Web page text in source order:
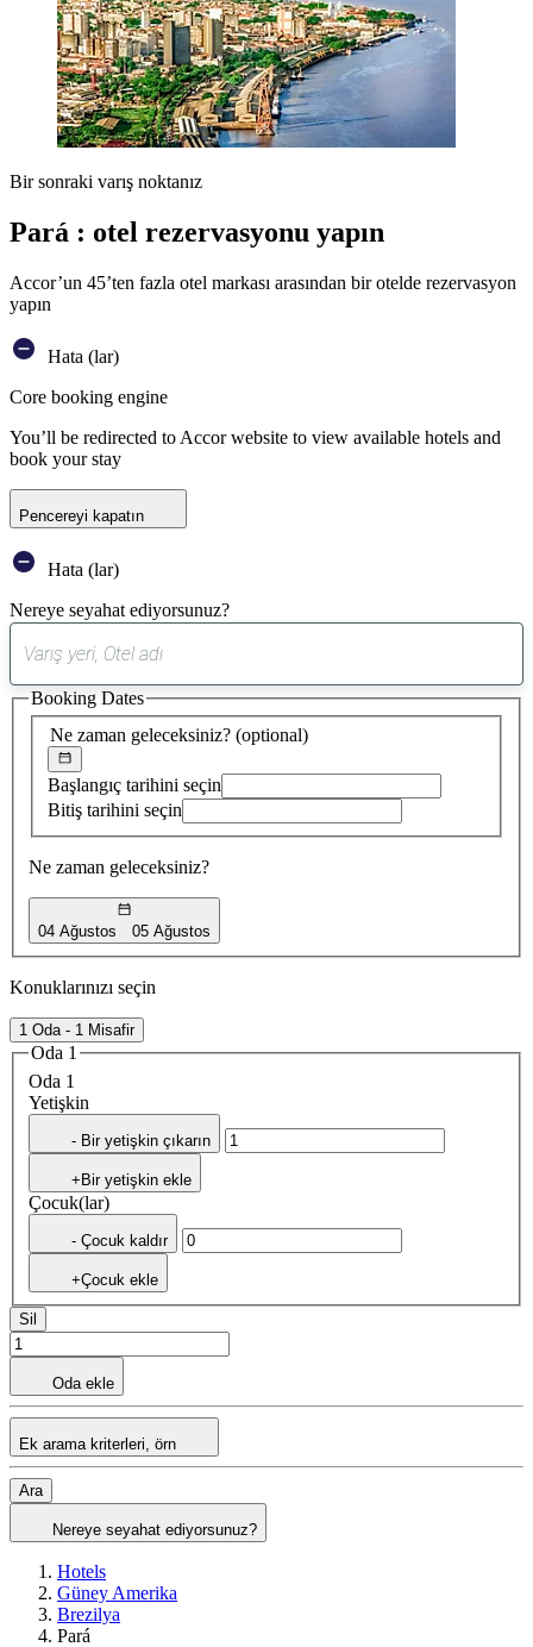
Bir sonraki varış noktanız
Pará : otel rezervasyonu yapın
Accor’un 45’ten fazla otel markası arasından bir otelde rezervasyon
yapın
Hata (lar)
Core booking engine
You’ll be redirected to Accor website to view available hotels and
book your stay
Pencereyi kapatın
Hata (lar)
Nereye seyahat ediyorsunuz?
öneri
bulundu
Ne zaman geleceksiniz? (optional)
Başlangıç tarihini seçin
Bitiş tarihini seçin
Ne zaman geleceksiniz?
04 Ağustos 05 Ağustos
Booking Dates
Konuklarınızı seçin
1 Oda - 1 Misafir
Oda 1
Oda 1
Yetişkin
- Bir yetişkin çıkarın
+Bir yetişkin ekle
Çocuk(lar)
- Çocuk kaldır
+Çocuk ekle
Sil
Oda ekle
Ek arama kriterleri, örn
Ara
Nereye seyahat ediyorsunuz?
Hotels
Güney Amerika
Brezilya
Pará